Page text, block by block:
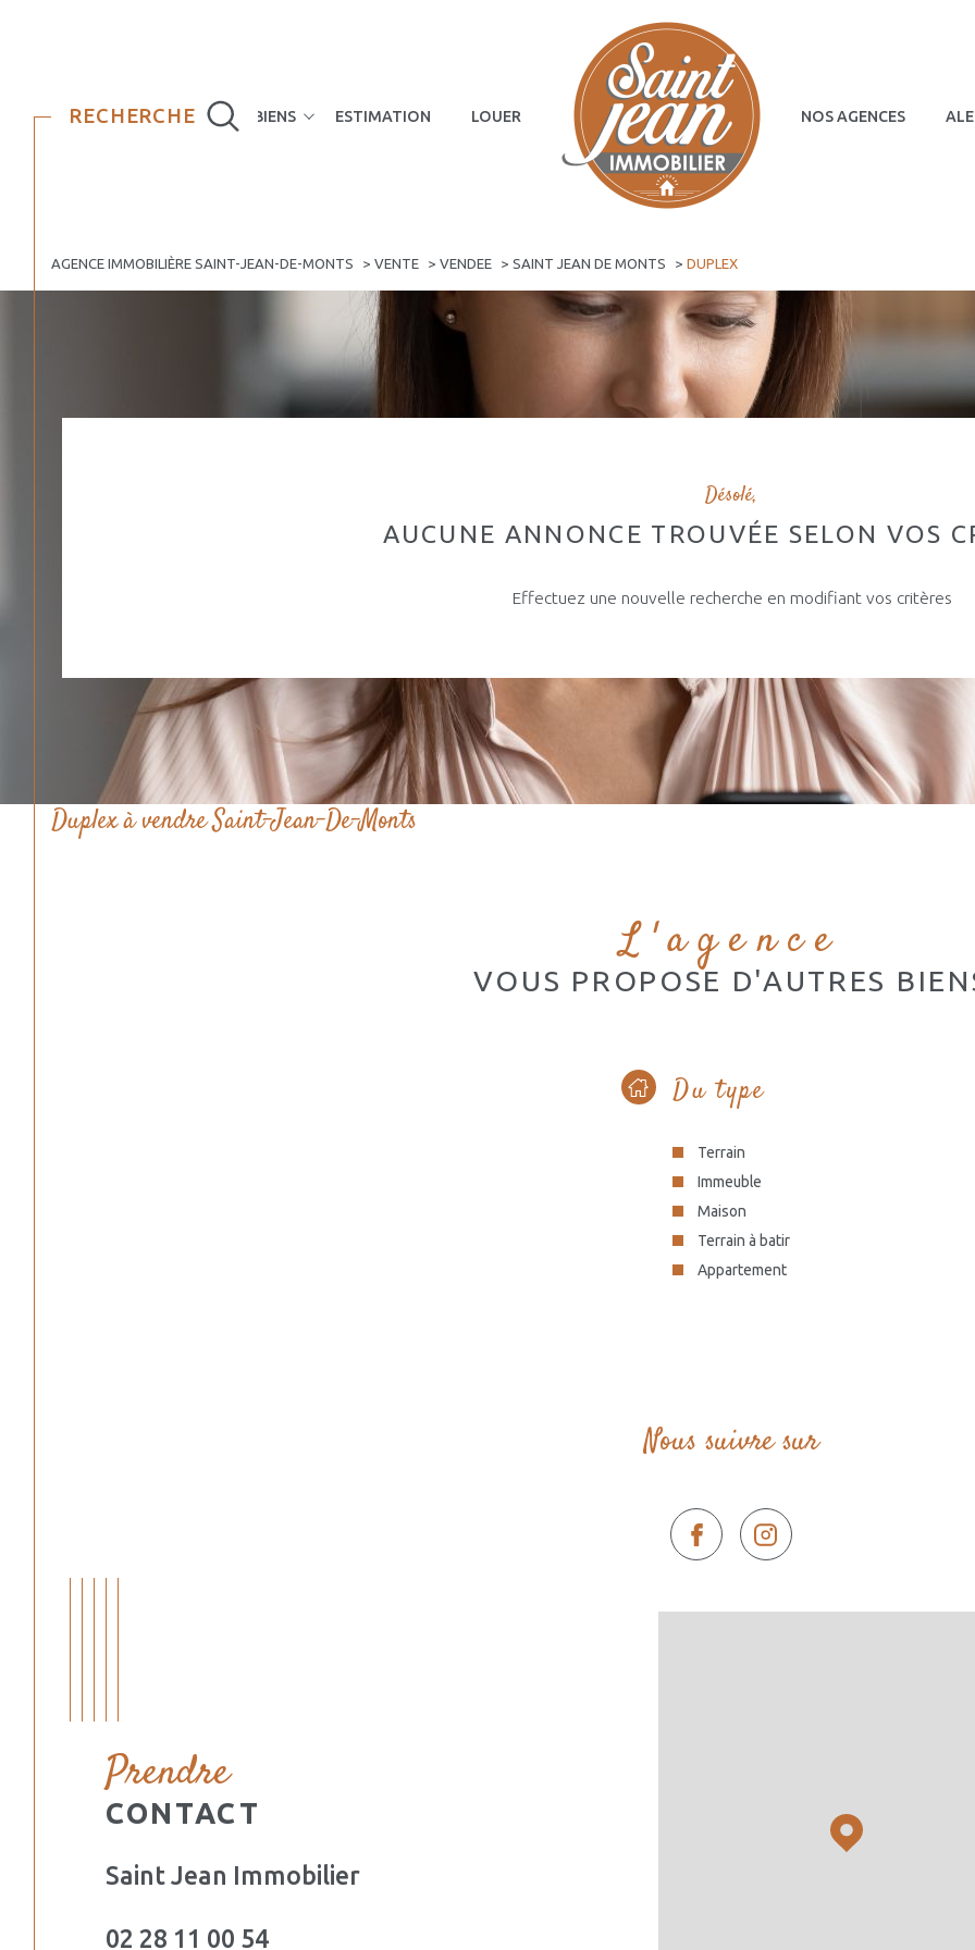
NOS BIENS ESTIMATION LOUER NOS AGENCES
RECHERCHE
AGENCE IMMOBILIÈRE SAINT-JEAN-DE-MONTS VENTE VENDEE SAINT JEAN DE MONTS DUPLEX
Désolé,
AUCUNE ANNONCE TROUVÉE SELON VOS
Effectuez une nouvelle recherche en modifiant vos critères
Duplex à vendre Saint-Jean-De-Monts
L'agence
VOUS PROPOSE D'AUTRES
Du type
Terrain
Immeuble
Maison
Terrain à batir
Appartement
Nous suivre sur
Prendre
CONTACT
Saint Jean Immobilier
02 28 11 00 54